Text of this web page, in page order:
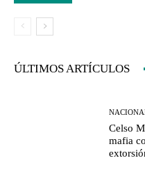
ÚLTIMOS ARTÍCULOS
Celso
mafia